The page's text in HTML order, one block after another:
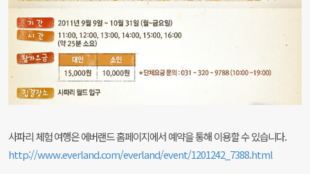
사파리 체험 여행은 에버랜드 홈페이지에서 예약을 통해 이용할 수 있습니다.
http://www.everland.com/everland/event/1201242_7388.html